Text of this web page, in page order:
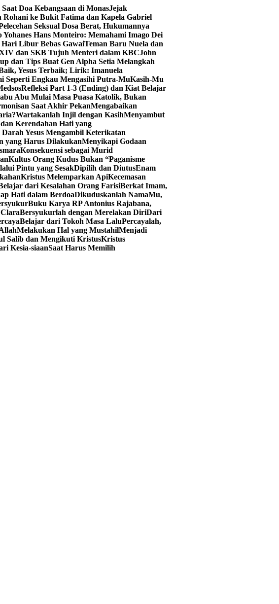
Doa Kebangsaan di MonasJejak
ke Bukit Fatima dan Kapela Gabriel
Seksual Dosa Berat, Hukumannya
Yohanes Hans Monteiro: Memahami Imago Dei
Libur Bebas GawaiTeman Baru Nuela dan
dan SKB Tujuh Menteri dalam KBCJohn
dan Tips Buat Gen Alpha Setia Melangkah
Yesus Terbaik; Lirik: Imanuela
Seperti Engkau Mengasihi Putra-MuKasih-Mu
Refleksi Part 1-3 (Ending) dan Kiat Belajar
Abu Mulai Masa Puasa Katolik, Bukan
Saat Akhir PekanMengabaikan
Wartakanlah Injil dengan KasihMenyambut
Kerendahan Hati yang
Yesus Mengambil Keterikatan
yang Harus DilakukanMenyikapi Godaan
Konsekuensi sebagai Murid
Kultus Orang Kudus Bukan “Paganisme
Pintu yang SesakDipilih dan DiutusEnam
Kristus Melemparkan ApiKecemasan
dari Kesalahan Orang FarisiBerkat Imam,
Hati dalam BerdoaDikuduskanlah NamaMu,
Buku Karya RP Antonius Rajabana,
Bersyukurlah dengan Merelakan DiriDari
Belajar dari Tokoh Masa LaluPercayalah,
Melakukan Hal yang MustahilMenjadi
Salib dan Mengikuti KristusKristus
Kesia-siaanSaat Harus Memilih